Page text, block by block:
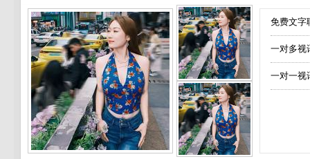
免费文
一对多
一对一